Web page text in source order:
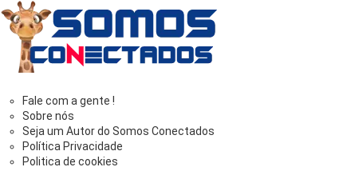
Somos
Conectados
Fale com a gente !
Sobre nós
Seja um Autor do Somos Conectados
Política Privacidade
Politica de cookies